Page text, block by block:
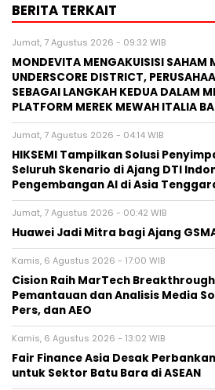
BERITA TERKAIT
Jumat, 7 Agustus 2026 - 09:32 WIB
MONDEVITA MENGAKUISISI SAHAM
UNDERSCORE DISTRICT,
SEBAGAI LANGKAH KEDUA DALAM
PLATFORM MEREK MEWAH ITALIA
Jumat, 7 Agustus 2026 - 04:14 WIB
HIKSEMI Tampilkan Solusi
Seluruh Skenario di Ajang DTI
Pengembangan AI di Asia
Jumat, 7 Agustus 2026 - 00:42 WIB
Huawei Jadi Mitra bagi Ajang
Kamis, 6 Agustus 2026 - 17:00 WIB
Cision Raih MarTech
Pemantauan dan Analisis Media
Pers, dan AEO
Kamis, 6 Agustus 2026 - 13:02 WIB
Fair Finance Asia Desak
untuk Sektor Batu Bara di ASEAN